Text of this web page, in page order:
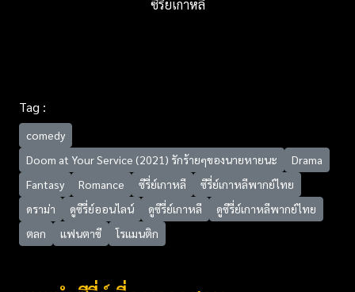
ซีรี่ย์เกาหลี
Tag :
comedy
Doom at Your Service (2021) รักร้ายๆของนายหายนะ
Drama
Fantasy
Romance ซีรี่ย์เกาหลี
ซีรี่ย์เกาหลีพากย์ไทย
ดราม่า
ดูซีรี่ย์ออนไลน์ ดูซีรี่ย์เกาหลี
ดูซีรี่ย์เกาหลีพากย์ไทย
ตลก
แฟนตาซี โรแมนติก